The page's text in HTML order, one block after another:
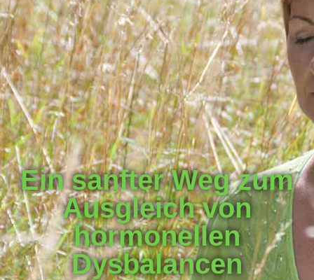
Ein sanfter Weg zum
Ausgleich von
hormonellen
Dysbalancen